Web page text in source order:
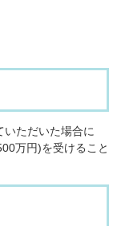
いただいた場合に
万円)を受けること